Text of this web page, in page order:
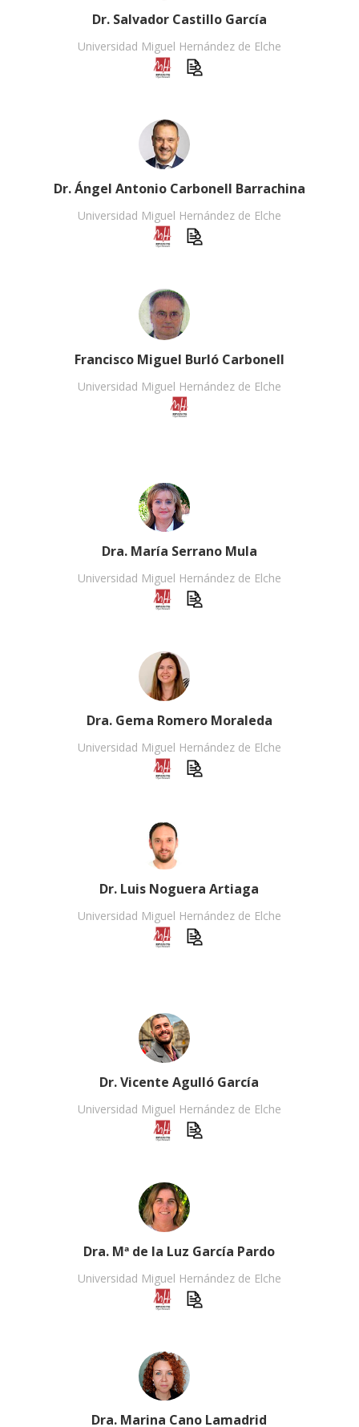
Dr. Salvador Castillo García
Universidad Miguel Hernández de Elche
Dr. Ángel Antonio Carbonell Barrachina
Universidad Miguel Hernández de Elche
Francisco Miguel Burló Carbonell
Universidad Miguel Hernández de Elche
Dra. María Serrano Mula
Universidad Miguel Hernández de Elche
Dra. Gema Romero Moraleda
Universidad Miguel Hernández de Elche
Dr. Luis Noguera Artiaga
Universidad Miguel Hernández de Elche
Dr. Vicente Agulló García
Universidad Miguel Hernández de Elche
Dra. Mª de la Luz García Pardo
Universidad Miguel Hernández de Elche
Dra. Marina Cano Lamadrid